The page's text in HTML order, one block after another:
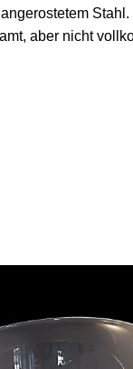
aber nicht